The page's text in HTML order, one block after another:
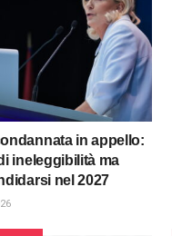
in appello:
ineleggibilità ma
nel 2027